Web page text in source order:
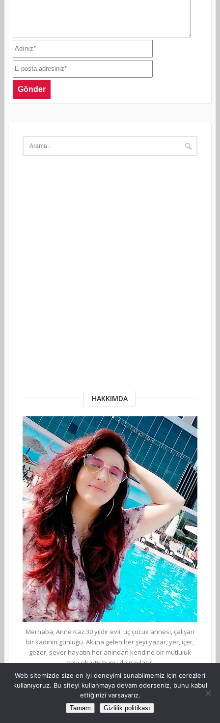
HAKKIMDA
Merhaba, Anne Kaz 30 yıldır evli, üç çocuk annesi, çalışan
bir kadının günlüğü. Aklına gelen her şeyi yazar, yer, içer,
gezer, sever hayatın her anından kendine bir mutluluk
payı çıkartır bunu da paylaşır.
Web sitemizde size en iyi deneyimi sunabilmemiz için çerezleri
kullanıyoruz. Bu siteyi kullanmaya devam ederseniz, bunu kabul
ettiğinizi varsayarız.
Tamam Gizlilik politikası